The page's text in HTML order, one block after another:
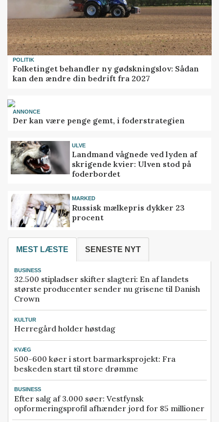
POLITIK
Folketinget behandler ny gødskningslov: Sådan
kan den ændre din bedrift fra 2027
ANNONCE
Der kan være penge gemt, i foderstrategien
ULVE
Landmand vågnede ved lyden af
skrigende kvier: Ulven stod på
foderbordet
MARKED
Russisk mælkepris dykker 23
procent
MEST LÆSTE SENESTE NYT
BUSINESS
32.500 stipladser skifter slagteri: En af landets
største producenter sender nu grisene til Danish
Crown
KULTUR
Herregård holder høstdag
KVÆG
500-600 køer i stort barmarksprojekt: Fra
beskeden start til store drømme
BUSINESS
Efter salg af 3.000 søer: Vestfynsk
opformeringsprofil afhænder jord for 85 millioner